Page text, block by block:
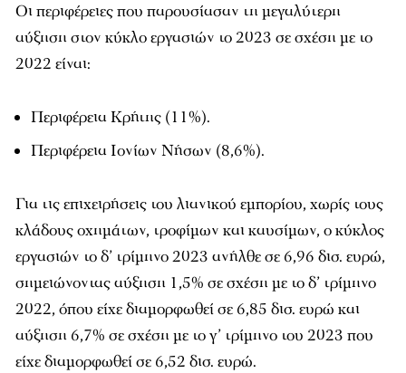
Οι περιφέρειες που παρουσίασαν τη μεγαλύτερη
αύξηση στον κύκλο εργασιών το 2023 σε σχέση με το
2022 είναι:
Περιφέρεια Κρήτης (11%).
Περιφέρεια Ιονίων Νήσων (8,6%).
Για τις επιχειρήσεις του λιανικού εμπορίου, χωρίς τους
κλάδους οχημάτων, τροφίμων και καυσίμων, ο κύκλος
εργασιών το δ’ τρίμηνο 2023 ανήλθε σε 6,96 δισ. ευρώ,
σημειώνοντας αύξηση 1,5% σε σχέση με το δ’ τρίμηνο
2022, όπου είχε διαμορφωθεί σε 6,85 δισ. ευρώ και
αύξηση 6,7% σε σχέση με το γ’ τρίμηνο του 2023 που
είχε διαμορφωθεί σε 6,52 δισ. ευρώ.